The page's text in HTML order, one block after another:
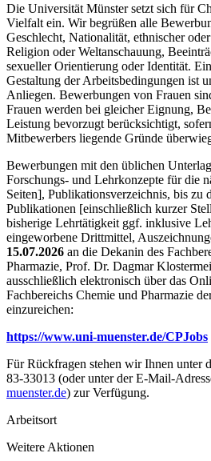
Die Universität Münster setzt sich für
Vielfalt ein. Wir begrüßen alle
Geschlecht, Nationalität, ethnischer
Religion oder Weltanschauung,
sexueller Orientierung oder Identität.
Gestaltung der Arbeitsbedingungen ist
Anliegen. Bewerbungen von Frauen
Frauen werden bei gleicher Eignung,
Leistung bevorzugt berücksichtigt,
Mitbewerbers liegende Gründe
Bewerbungen mit den üblichen
Forschungs- und Lehrkonzepte für die
Seiten], Publikationsverzeichnis, bis zu
Publikationen [einschließlich kurzer
bisherige Lehrtätigkeit ggf. inklusive
eingeworbene Drittmittel,
15.07.2026 an die Dekanin des
Pharmazie, Prof. Dr. Dagmar
ausschließlich elektronisch über das
Fachbereichs Chemie und Pharmazie
einzureichen:
https://www.uni-muenster.de/CPJobs
Für Rückfragen stehen wir Ihnen unter
83-33013 (oder unter der E-Mail-
muenster.de) zur Verfügung.
Arbeitsort
Weitere Aktionen